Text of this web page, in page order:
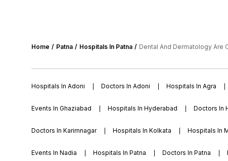
Home Patna Hospitals In Patna Dental And Dermatology Are
Hospitals In Adoni Doctors In Adoni Hospitals In Agra
Events In Ghaziabad Hospitals In Hyderabad Doctors In
Doctors In Karimnagar Hospitals In Kolkata Hospitals In
Events In Nadia Hospitals In Patna Doctors In Patna